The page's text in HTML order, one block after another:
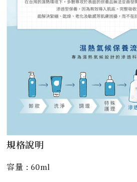
規格說明
容量 : 60ml